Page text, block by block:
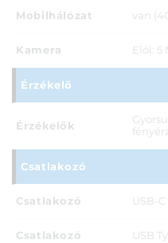
Mobilhálózat van
Kamera Elöl: 5
Érzékelő
Érzékelők
Csatlakozó
Csatlakozó USB-C
Csatlakozó USB